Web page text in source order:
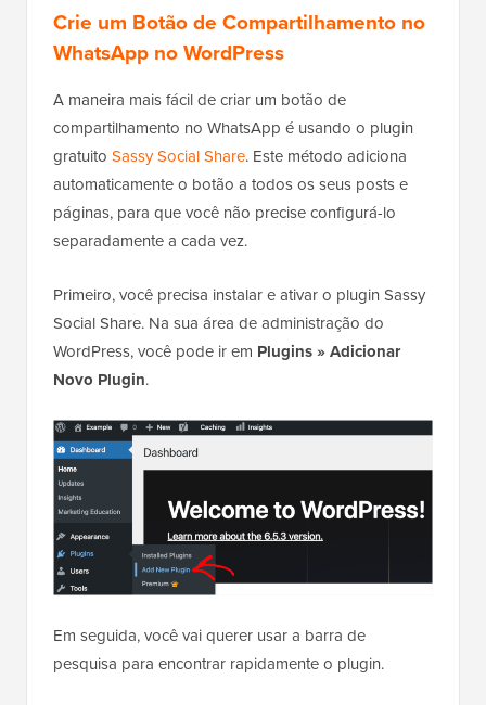
Crie um Botão de Compartilhamento no
WhatsApp no WordPress
A maneira mais fácil de criar um botão de
compartilhamento no WhatsApp é usando o plugin
gratuito Sassy Social Share. Este método adiciona
automaticamente o botão a todos os seus posts e
páginas, para que você não precise configurá-lo
separadamente a cada vez.
Primeiro, você precisa instalar e ativar o plugin Sassy
Social Share. Na sua área de administração do
WordPress, você pode ir em Plugins»Adicionar
Novo Plugin.
Em seguida, você vai querer usar a barra de
pesquisa para encontrar rapidamente o plugin.